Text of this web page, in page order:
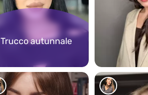
Trucco autunnale
250